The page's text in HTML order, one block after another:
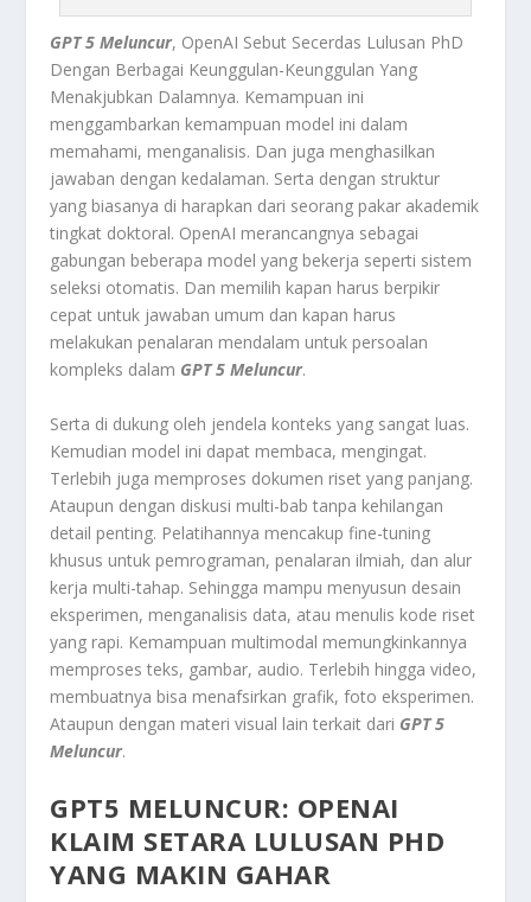
GPT 5 Meluncur, OpenAI Sebut Secerdas Lulusan PhD
Dengan Berbagai Keunggulan-Keunggulan Yang
Menakjubkan Dalamnya. Kemampuan ini
menggambarkan kemampuan model ini dalam
memahami, menganalisis. Dan juga menghasilkan
jawaban dengan kedalaman. Serta dengan struktur
yang biasanya di harapkan dari seorang pakar akademik
tingkat doktoral. OpenAI merancangnya sebagai
gabungan beberapa model yang bekerja seperti sistem
seleksi otomatis. Dan memilih kapan harus berpikir
cepat untuk jawaban umum dan kapan harus
melakukan penalaran mendalam untuk persoalan
kompleks dalam GPT 5 Meluncur.
Serta di dukung oleh jendela konteks yang sangat luas.
Kemudian model ini dapat membaca, mengingat.
Terlebih juga memproses dokumen riset yang panjang.
Ataupun dengan diskusi multi-bab tanpa kehilangan
detail penting. Pelatihannya mencakup fine-tuning
khusus untuk pemrograman, penalaran ilmiah, dan alur
kerja multi-tahap. Sehingga mampu menyusun desain
eksperimen, menganalisis data, atau menulis kode riset
yang rapi. Kemampuan multimodal memungkinkannya
memproses teks, gambar, audio. Terlebih hingga video,
membuatnya bisa menafsirkan grafik, foto eksperimen.
Ataupun dengan materi visual lain terkait dari GPT 5
Meluncur.
GPT5 MELUNCUR: OPENAI
KLAIM SETARA LULUSAN PHD
YANG MAKIN GAHAR